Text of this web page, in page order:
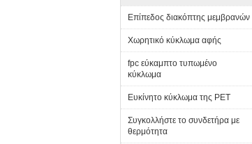
Επίπεδος διακόπτης μεμβρανών
Χωρητικό κύκλωμα αφής
fpc εύκαμπτο τυπωμένο
κύκλωμα
Ευκίνητο κύκλωμα της PET
Συγκολλήστε το συνδετήρα με
θερμότητα